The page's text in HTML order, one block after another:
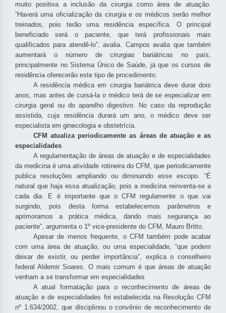
muito positiva a inclusão da cirurgia como área de atuação.
“Haverá uma oficialização da cirurgia e os médicos serão melhor
treinados, pois terão uma residência específica. O principal
beneficiado será o paciente, que terá profissionais mais
qualificados para atendê-lo”, avalia. Campos avalia que também
aumentará o número de cirurgias bariátricas no país,
principalmente no Sistema Único de Saúde, já que os cursos de
residência oferecerão este tipo de procedimento.
A residência médica em cirurgia bariátrica deve durar dois
anos, mas antes de cursá-la o médico terá de se especializar em
cirurgia geral ou do aparelho digestivo. No caso da reprodução
assistida, cuja residência durará um ano, o médico deve ser
especialista em ginecologia e obstetrícia.
CFM atualiza periodicamente as áreas de atuação e as
especialidades
A regulamentação de áreas de atuação e de especialidades
da medicina é uma atividade rotineira do CFM, que periodicamente
publica resoluções ampliando ou diminuindo esse escopo. “É
natural que haja essa atualização, pois a medicina reinventa-se a
cada dia. E é importante que o CFM regulamente o que vai
surgindo, pois desta forma estabelecemos parâmetros e
aprimoramos a prática médica, dando mais segurança ao
paciente”, argumenta o 1º vice-presidente do CFM, Mauro Britto.
Apesar de menos frequente, o CFM também pode acabar
com uma área de atuação, ou uma especialidade, “que podem
deixar de existir, ou perder importância”, explica o conselheiro
federal Aldemir Soares. O mais comum é que áreas de atuação
venham a se transformar em especialidades
A atual formatação para o reconhecimento de áreas de
atuação e de especialidades foi estabelecida na Resolução CFM
nº 1.634/2002, que disciplinou o convênio de reconhecimento de